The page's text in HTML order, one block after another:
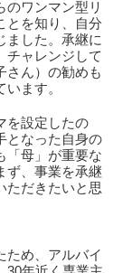
のワンマン型リ
とを知り、自分
ました。承継に
チャレンジして
さん）の勧めも
ます。
を設定したの
となった自身の
「母」が重要な
ず、事業を承継
ただきたいと思
ため、アルバイ